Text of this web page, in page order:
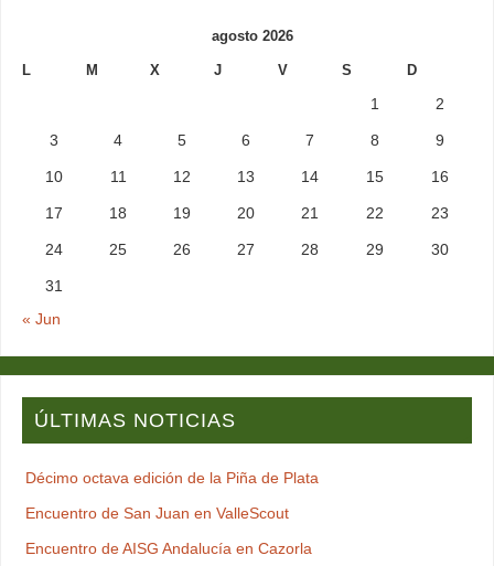
agosto 2026
L M X J V S D
1 2
3 4 5 6 7 8 9
10 11 12 13 14 15 16
17 18 19 20 21 22 23
24 25 26 27 28 29 30
31
« Jun
ÚLTIMAS NOTICIAS
Décimo octava edición de la Piña de Plata
Encuentro de San Juan en ValleScout
Encuentro de AISG Andalucía en Cazorla